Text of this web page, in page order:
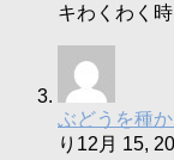
キわくわく
ぶどうを種
り 12月 15,